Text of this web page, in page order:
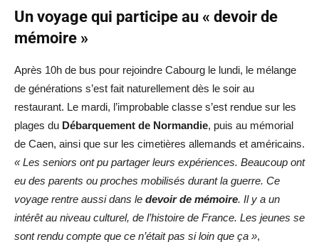
Un voyage qui participe au « devoir de
mémoire »
Après 10h de bus pour rejoindre Cabourg le lundi, le mélange
de générations s’est fait naturellement dès le soir au
restaurant. Le mardi, l’improbable classe s’est rendue sur les
plages du Débarquement de Normandie, puis au mémorial
de Caen, ainsi que sur les cimetières allemands et américains.
« Les seniors ont pu partager leurs expériences. Beaucoup ont
eu des parents ou proches mobilisés durant la guerre. Ce
voyage rentre aussi dans le devoir de mémoire. Il y a un
intérêt au niveau culturel, de l’histoire de France. Les jeunes se
sont rendu compte que ce n’était pas si loin que ça »,